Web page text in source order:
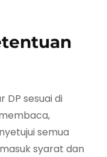
DP sesuai di
semua
syarat dan